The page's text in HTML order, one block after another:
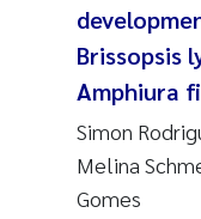
Brissopsis
Amphiura
Simon
Melina
Gomes